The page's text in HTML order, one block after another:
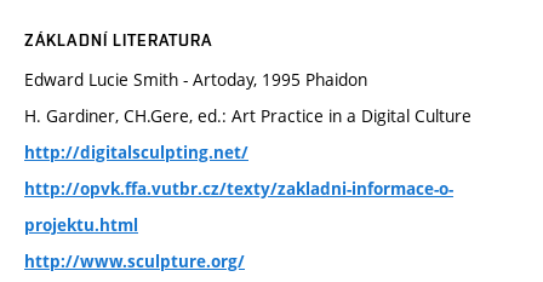
ZÁKLADNÍ LITERATURA
Edward Lucie Smith - Artoday, 1995 Phaidon
H. Gardiner, CH.Gere, ed.: Art Practice in a Digital Culture
http://digitalsculpting.net/
http://opvk.ffa.vutbr.cz/texty/zakladni-informace-o-
projektu.html
http://www.sculpture.org/